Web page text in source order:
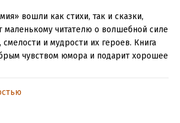
вошли как стихи, так и сказки,
маленькому читателю о волшебной силе
и мудрости их героев. Книга
чувством юмора и подарит хорошее